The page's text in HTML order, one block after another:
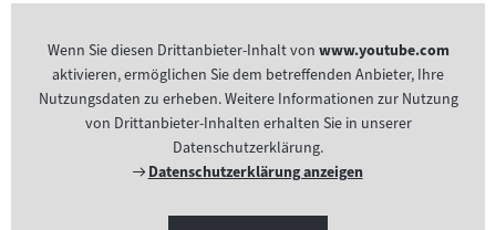
Wenn Sie diesen Drittanbieter-Inhalt von www.youtube.com
aktivieren, ermöglichen Sie dem betreffenden Anbieter, Ihre
Nutzungsdaten zu erheben. Weitere Informationen zur Nutzung
von Drittanbieter-Inhalten erhalten Sie in unserer
Datenschutzerklärung.
Externer
Datenschutzerklärung anzeigen